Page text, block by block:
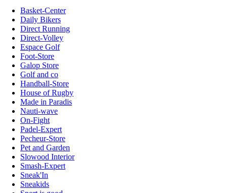
Basket-Center
Daily Bikers
Direct Running
Direct-Volley
Espace Golf
Foot-Store
Galop Store
Golf and co
Handball-Store
House of Rugby
Made in Paradis
Nauti-wave
On-Fight
Padel-Expert
Pecheur-Store
Pet and Garden
Slowood Interior
Smash-Expert
Sneak'In
Sneakids